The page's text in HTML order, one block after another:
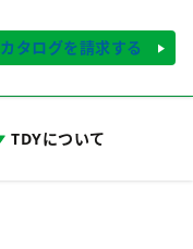
カタログを請求する
TDYについて